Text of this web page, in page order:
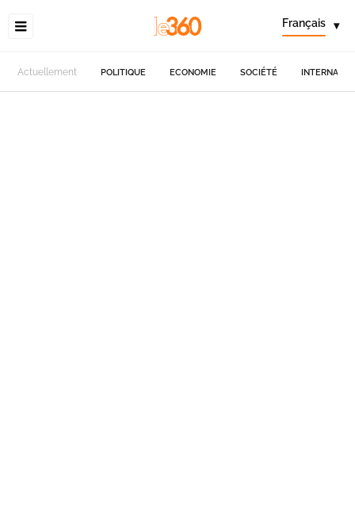
Français ▾
Actuellement POLITIQUE ECONOMIE SOCIÉTÉ